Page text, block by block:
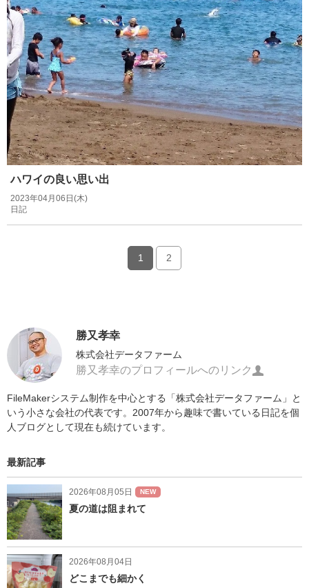
ハワイの良い思い出
2023年04月06日(木)
日記
1 2
勝又孝幸
株式会社データファーム
勝又孝幸のプロフィールへのリンク
FileMakerシステム制作を中心とする「株式会社データファーム」と
いう小さな会社の代表です。2007年から趣味で書いている日記を個
人ブログとして現在も続けています。
最新記事
2026年08月05日 NEW
夏の道は阻まれて
2026年08月04日
どこまでも細かく